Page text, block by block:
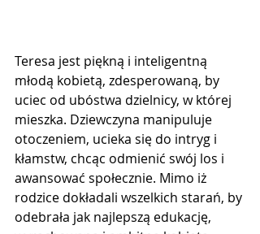
Teresa jest piękną i inteligentną
młodą kobietą, zdesperowaną, by
uciec od ubóstwa dzielnicy, w której
mieszka. Dziewczyna manipuluje
otoczeniem, ucieka się do intryg i
kłamstw, chcąc odmienić swój los i
awansować społecznie. Mimo iż
rodzice dokładali wszelkich starań, by
odebrała jak najlepszą edukację,